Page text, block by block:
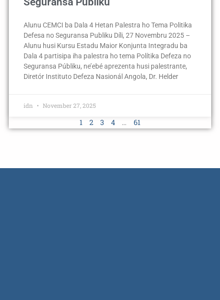
Alunu CEMCI ba Dala 4 Hetan Palestra ho Tema Politika
Defesa no Seguransa Publiku Díli, 27 Novembru 2025 –
Alunu husi Kursu Estadu Maior Konjunta Integradu ba
Dala 4 partisipa iha palestra ho tema Polítika Defeza no
Seguransa Públiku, ne’ebé aprezenta husi palestrante,
Diretór Instituto Defeza Nasionál Angola, Dr. Helder
idn November 27, 2025
1 2 3 4 … 61